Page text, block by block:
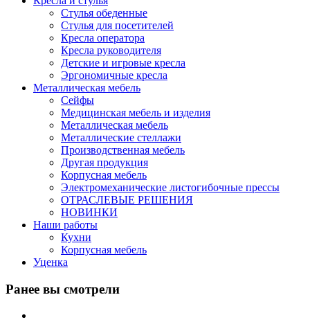
Стулья обеденные
Стулья для посетителей
Кресла оператора
Кресла руководителя
Детские и игровые кресла
Эргономичные кресла
Металлическая мебель
Сейфы
Медицинская мебель и изделия
Металлическая мебель
Металлические стеллажи
Производственная мебель
Другая продукция
Корпусная мебель
Электромеханические листогибочные прессы
ОТРАСЛЕВЫЕ РЕШЕНИЯ
НОВИНКИ
Наши работы
Кухни
Корпусная мебель
Уценка
Ранее вы смотрели